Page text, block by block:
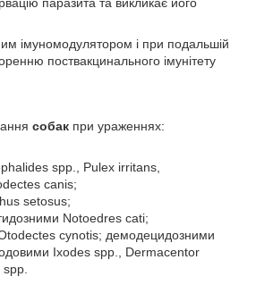
паразита та викликає його
імуномодулятором і при подальшій
поствакцинального імунітету
собак при ураженнях:
spp., Pulex irritans,
canis;
setosus;
Notoedres cati;
cynotis; демодецидозними
Ixodes spp., Dermacentor
spp.